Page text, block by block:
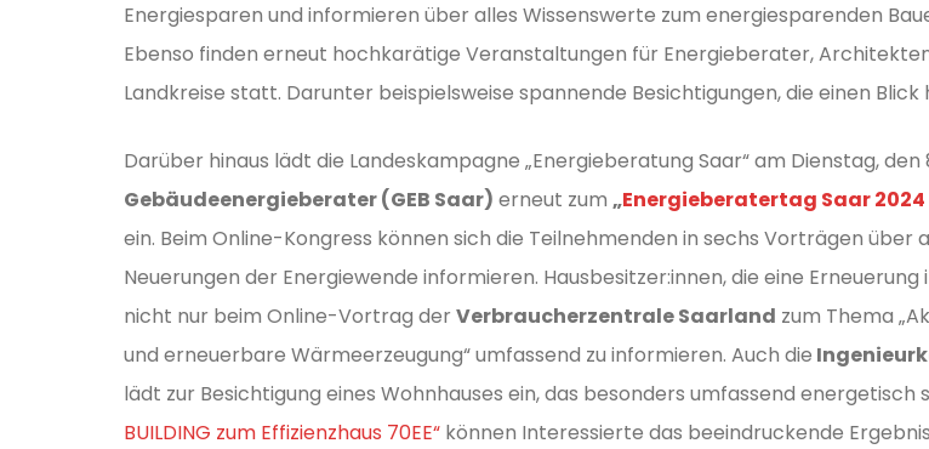
Energiesparen und informieren über alles Wissenswerte zum energiesparenden
Ebenso finden erneut hochkarätige Veranstaltungen für Energieberater,
Landkreise statt. Darunter beispielsweise spannende Besichtigungen, die einen
Darüber hinaus lädt die Landeskampagne „Energieberatung Saar“ am Dienstag,
Gebäudeenergieberater (GEB Saar) erneut zum „Energieberatertag Saar
ein. Beim Online-Kongress können sich die Teilnehmenden in sechs Vorträgen
Neuerungen der Energiewende informieren. Hausbesitzer:innen, die eine
nicht nur beim Online-Vortrag derVerbraucherzentrale Saarland zum Thema
und erneuerbare Wärmeerzeugung“ umfassend zu informieren. Auch die
lädt zur Besichtigung eines Wohnhauses ein, das besonders umfassend
BUILDING zum Effizienzhaus 70EE“ können Interessierte das beeindruckende